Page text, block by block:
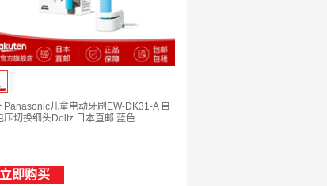
Panasonic儿童电动牙刷EW-DK31-A 自
压切换细头Doltz 日本直邮 蓝色
立即购买